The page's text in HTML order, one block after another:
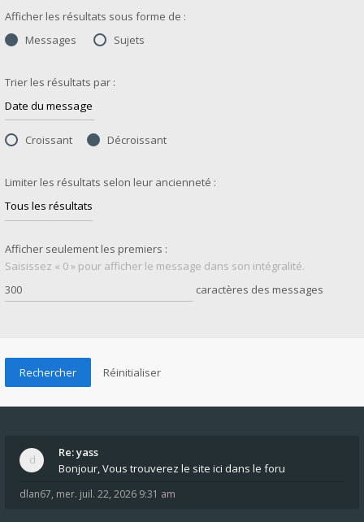
Afficher les résultats sous forme de :
Messages
Sujets
Trier les résultats par :
Croissant Décroissant
Limiter les résultats selon leur ancienneté :
Afficher seulement les premiers :
Saisissez « 0 » pour afficher le message dans son intégralité.
caractères des messages
Re: yass
Bonjour, Vous trouverez le site ici dans le foru
dlan67, mer. juil. 22, 2026 9:31 am